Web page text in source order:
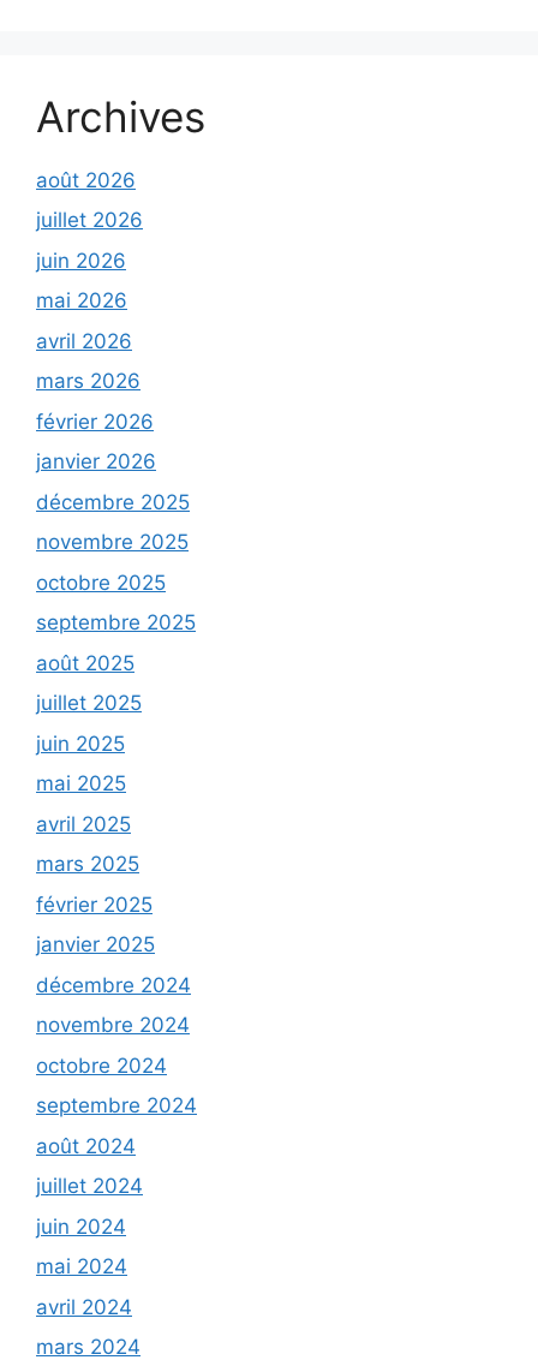
Archives
août 2026
juillet 2026
juin 2026
mai 2026
avril 2026
mars 2026
février 2026
janvier 2026
décembre 2025
novembre 2025
octobre 2025
septembre 2025
août 2025
juillet 2025
juin 2025
mai 2025
avril 2025
mars 2025
février 2025
janvier 2025
décembre 2024
novembre 2024
octobre 2024
septembre 2024
août 2024
juillet 2024
juin 2024
mai 2024
avril 2024
mars 2024